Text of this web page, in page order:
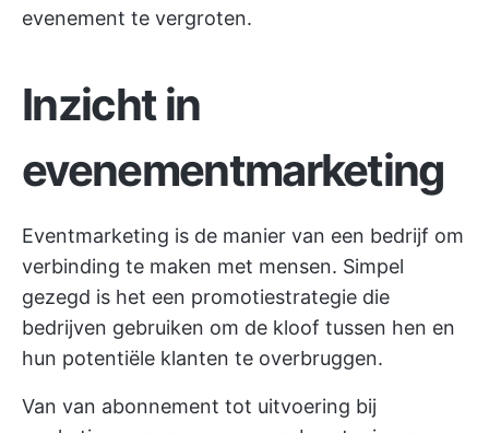
evenement te vergroten.
Inzicht in
evenementmarketing
Eventmarketing is de manier van een bedrijf om
verbinding te maken met mensen. Simpel
gezegd is het een promotiestrategie die
bedrijven gebruiken om de kloof tussen hen en
hun potentiële klanten te overbruggen.
Van van abonnement tot uitvoering bij